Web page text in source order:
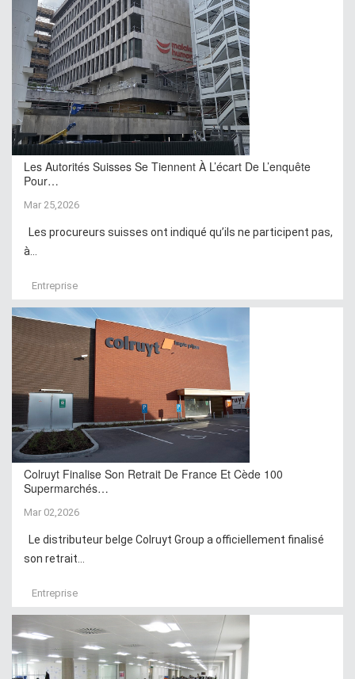
Les Autorités Suisses Se Tiennent À L’écart De L’enquête
Pour…
Mar 25,2026
Les procureurs suisses ont indiqué qu’ils ne participent pas,
à...
Entreprise
Colruyt Finalise Son Retrait De France Et Cède 100
Supermarchés…
Mar 02,2026
Le distributeur belge Colruyt Group a officiellement finalisé
son retrait...
Entreprise